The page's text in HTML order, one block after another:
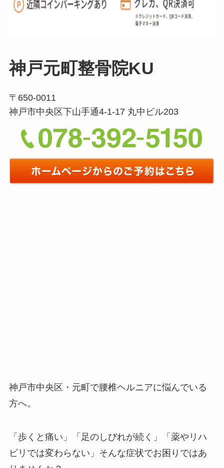
神戸元町整骨院KU
〒650-0011
神戸市中央区下山手通4-1-17 丸中ビル203
神戸市中央区・元町で腰椎ヘルニアに悩んでいる
方へ。
「歩くと痛い」「足のしびれが続く」「薬やリハ
ビリでは変わらない」そんな症状でお困りではあ